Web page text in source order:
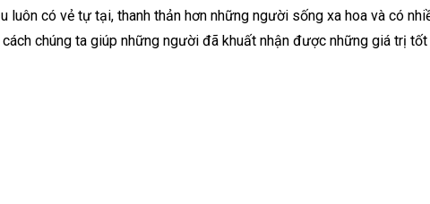
có vẻ tự tại, thanh thản hơn những người sống xa hoa và có
chúng ta giúp những người đã khuất nhận được những giá trị